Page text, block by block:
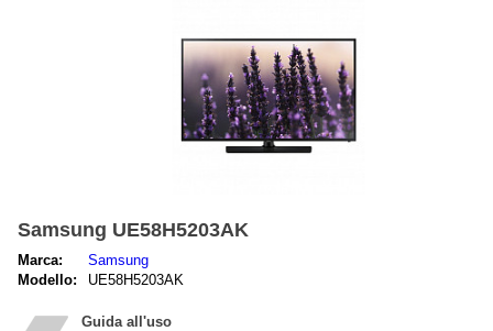
Samsung UE58H5203AK
Marca:
Samsung
Modello:
UE58H5203AK
Guida all'uso